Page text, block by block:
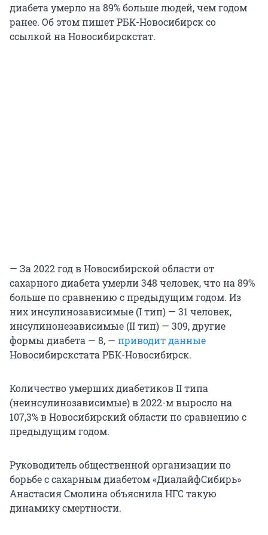
диабета умерло на 89% больше людей, чем годом
ранее. Об этом пишет РБК-Новосибирск со
ссылкой на Новосибирскстат.
— За 2022 год в Новосибирской области от
сахарного диабета умерли 348 человек, что на 89%
больше по сравнению с предыдущим годом. Из
них инсулинозависимые (I тип) — 31 человек,
инсулинонезависимые (II тип) — 309, другие
формы диабета — 8, — приводит данные
Новосибирскстата РБК-Новосибирск.
Количество умерших диабетиков II типа
(неинсулинозависимые) в 2022-м выросло на
107,3% в Новосибирский области по сравнению с
предыдущим годом.
Руководитель общественной организации по
борьбе с сахарным диабетом «ДиалайфСибирь»
Анастасия Смолина объяснила НГС такую
динамику смертности.